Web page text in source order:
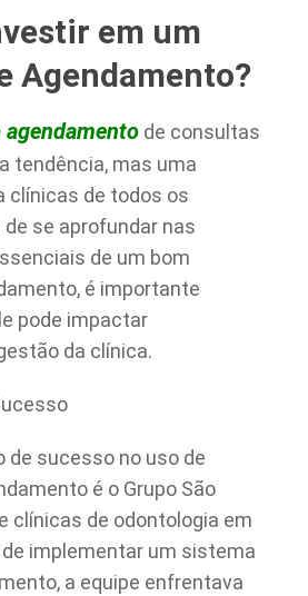
em um
Agendamento?
de consultas
tendência, mas uma
clínicas de todos os
se aprofundar nas
de um bom
é importante
pode impactar
da clínica.
de sucesso no uso de
é o Grupo São
clínicas de odontologia em
de implementar um sistema
a equipe enfrentava